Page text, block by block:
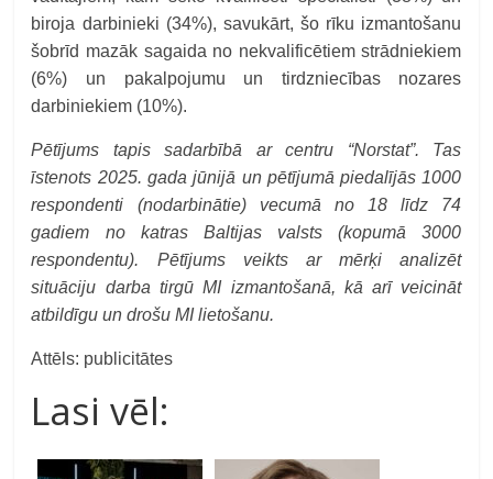
biroja darbinieki (34%), savukārt, šo rīku izmantošanu
šobrīd mazāk sagaida no nekvalificētiem strādniekiem
(6%) un pakalpojumu un tirdzniecības nozares
darbiniekiem (10%).
Pētījums tapis sadarbībā ar centru “Norstat”. Tas
īstenots 2025. gada jūnijā un pētījumā piedalījās 1000
respondenti (nodarbinātie) vecumā no 18 līdz 74
gadiem no katras Baltijas valsts (kopumā 3000
respondentu). Pētījums veikts ar mērķi analizēt
situāciju darba tirgū MI izmantošanā, kā arī veicināt
atbildīgu un drošu MI lietošanu.
Attēls: publicitātes
Lasi vēl: